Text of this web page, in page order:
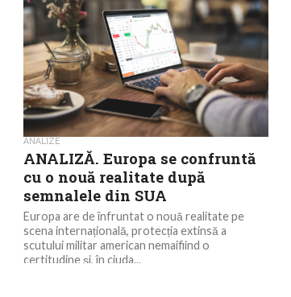
ANALIZE
ANALIZĂ. Europa se confruntă
cu o nouă realitate după
semnalele din SUA
Europa are de înfruntat o nouă realitate pe
scena internațională, protecția extinsă a
scutului militar american nemaifiind o
certitudine și, în ciuda...